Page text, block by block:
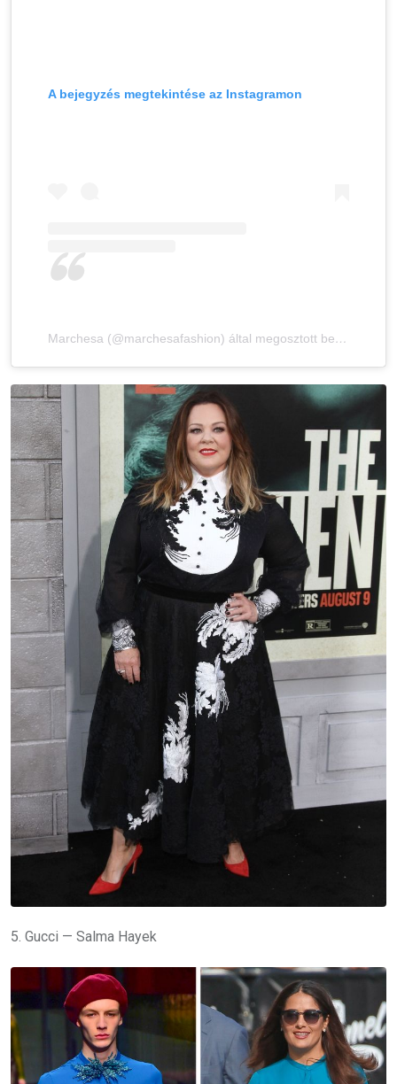
A bejegyzés megtekintése az Instagramon
Marchesa (@marchesafashion) által megosztott bejegyzés
5. Gucci — Salma Hayek